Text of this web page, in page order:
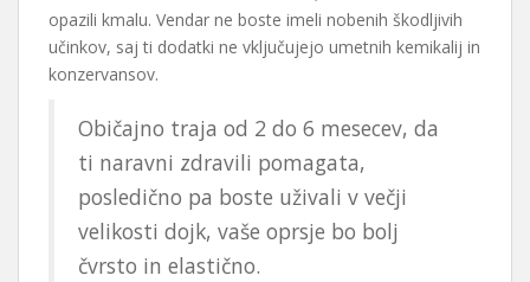
opazili kmalu. Vendar ne boste imeli nobenih škodljivih
učinkov, saj ti dodatki ne vključujejo umetnih kemikalij in
konzervansov.
Običajno traja od 2 do 6 mesecev, da
ti naravni zdravili pomagata,
posledično pa boste uživali v večji
velikosti dojk, vaše oprsje bo bolj
čvrsto in elastično.